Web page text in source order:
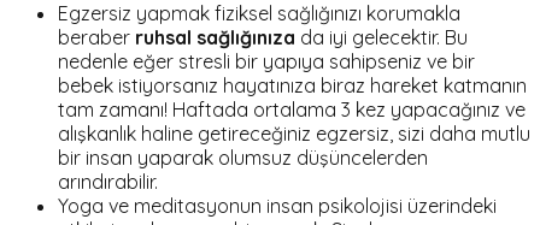
Egzersiz yapmak fiziksel sağlığınızı korumakla
beraber ruhsal sağlığınıza da iyi gelecektir. Bu
nedenle eğer stresli bir yapıya sahipseniz ve bir
bebek istiyorsanız hayatınıza biraz hareket katmanın
tam zamanı! Haftada ortalama 3 kez yapacağınız ve
alışkanlık haline getireceğiniz egzersiz, sizi daha mutlu
bir insan yaparak olumsuz düşüncelerden
arındırabilir.
Yoga ve meditasyonun insan psikolojisi üzerindeki